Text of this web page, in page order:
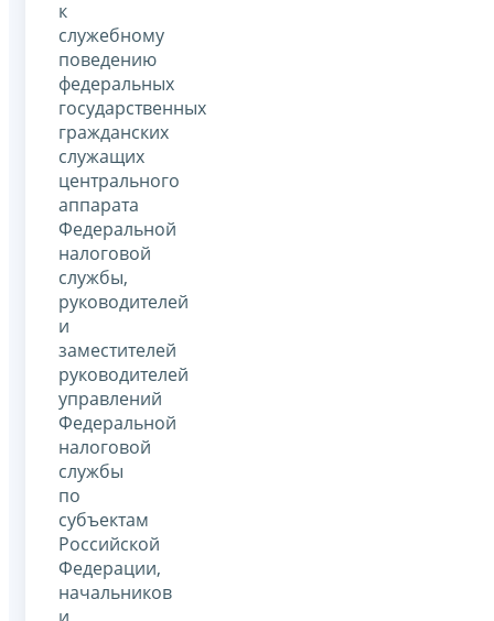
к
служебному
поведению
федеральных
государственных
гражданских
служащих
центрального
аппарата
Федеральной
налоговой
службы,
руководителей
и
заместителей
руководителей
управлений
Федеральной
налоговой
службы
по
субъектам
Российской
Федерации,
начальников
и